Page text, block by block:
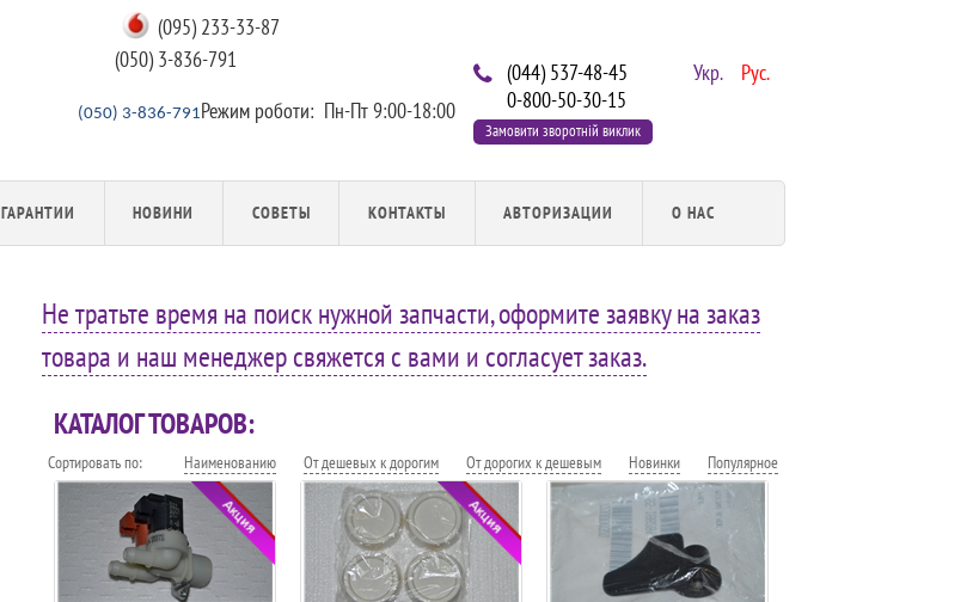
Укр. Рус.
(044) 537-48-45
0-800-50-30-15
Замовити зворотній виклик
(095) 233-33-87
(050) 3-836-791
(050) 3-836-791Режим роботи: Пн-Пт 9:00-18:00
ГАРАНТИИ НОВИНИ СОВЕТЫ КОНТАКТЫ АВТОРИЗАЦИИ О НАС
Не тратьте время на поиск нужной запчасти, оформите заявку на заказ
товара и наш менеджер свяжется с вами и согласует заказ.
КАТАЛОГ ТОВАРОВ:
Сортировать по: Наименованию От дешевых к дорогим От дорогих к дешевым Новинки Популярное